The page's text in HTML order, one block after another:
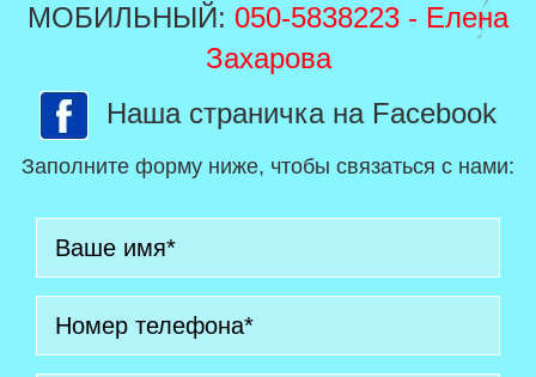
МОБИЛЬНЫЙ: 050-5838223 - Елена
Захарова
Наша страничка на Facebook
Заполните форму ниже, чтобы связаться с нами: